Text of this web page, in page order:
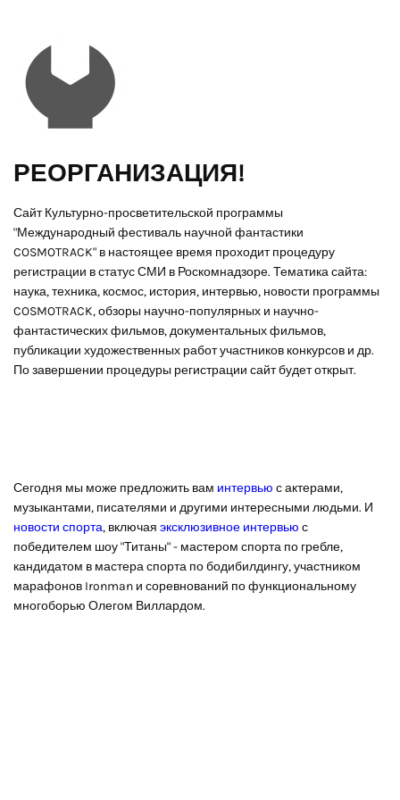
РЕОРГАНИЗАЦИЯ!
Сайт Культурно-просветительской программы
"Международный фестиваль научной фантастики
COSMOTRACK" в настоящее время проходит процедуру
регистрации в статус СМИ в Роскомнадзоре. Тематика сайта:
наука, техника, космос, история, интервью, новости программы
COSMOTRACK, обзоры научно-популярных и научно-
фантастических фильмов, документальных фильмов,
публикации художественных работ участников конкурсов и др.
По завершении процедуры регистрации сайт будет открыт.
Сегодня мы може предложить вам интервью с актерами,
музыкантами, писателями и другими интересными людьми. И
новости спорта, включая эксклюзивное интервью с
победителем шоу "Титаны" - мастером спорта по гребле,
кандидатом в мастера спорта по бодибилдингу, участником
марафонов Ironman и соревнований по функциональному
многоборью Олегом Виллардом.